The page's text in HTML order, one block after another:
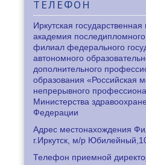
ТЕЛЕФОН
Иркутская
академия
филиал федерального
автономного
дополнительного
образования «Российская
непрерывного
Министерства
Федерации
Адрес местонахождения
г.Иркутск, м/р
Телефон приемной